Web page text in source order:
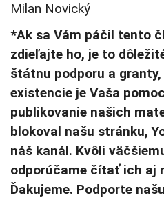
Milan Novický
*Ak sa Vám páčil tento
zdieľajte ho, je to
štátnu podporu a
existencie je Vaša
publikovanie našich
blokoval našu stránku,
náš kanál. Kvôli
odporúčame čítať ich aj
Ďakujeme. Podporte